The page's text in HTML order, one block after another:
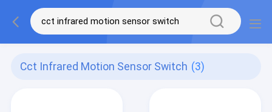
Cct Infrared Motion Sensor Switch (3)